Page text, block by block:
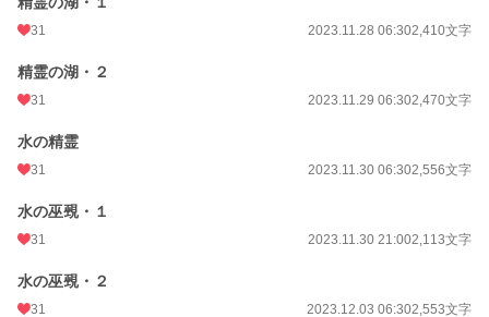
31 2023.11.28 06:302,410文字
精霊の湖・２
31 2023.11.29 06:302,470文字
水の精霊
31 2023.11.30 06:302,556文字
水の巫覡・１
31 2023.11.30 21:002,113文字
水の巫覡・２
31 2023.12.03 06:302,553文字